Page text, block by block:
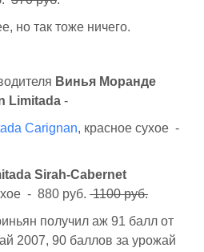
но так тоже ничего.
Винья Моранде
Limitada -
Carignan, красное сухое -
Sirah-Cabernet
- 880 руб. 1100 руб.
получил аж 91 балл от
2007, 90 баллов за урожай